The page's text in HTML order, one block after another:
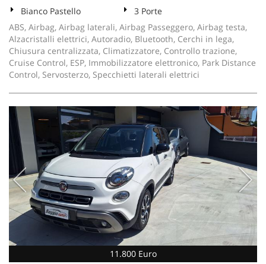
Bianco Pastello
3 Porte
ABS, Airbag, Airbag laterali, Airbag Passeggero, Airbag testa,
Alzacristalli elettrici, Autoradio, Bluetooth, Cerchi in lega,
Chiusura centralizzata, Climatizzatore, Controllo trazione,
Cruise Control, ESP, Immobilizzatore elettronico, Park Distance
Control, Servosterzo, Specchietti laterali elettrici
11.800 Euro